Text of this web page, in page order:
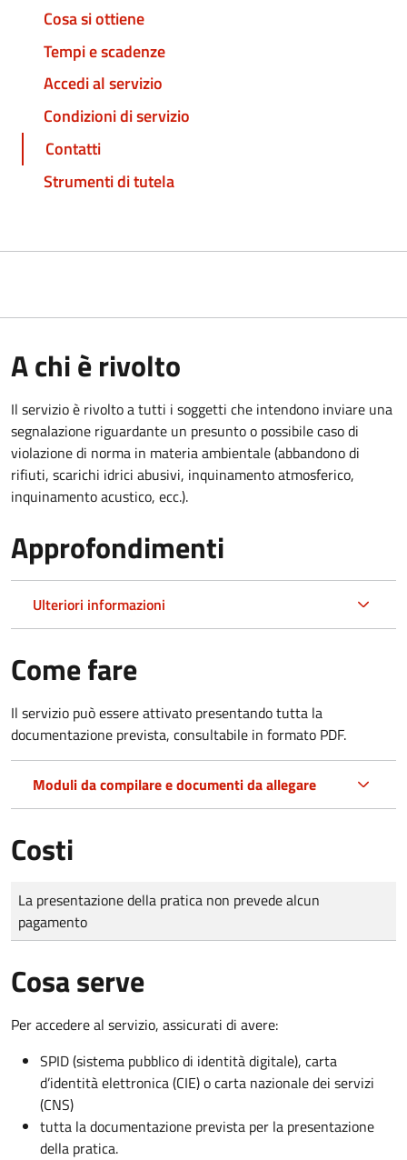
Cosa si ottiene
Tempi e scadenze
Accedi al servizio
Condizioni di servizio
Contatti
Strumenti di tutela
A chi è rivolto
Il servizio è rivolto a tutti i soggetti che intendono inviare una
segnalazione riguardante un presunto o possibile caso di
violazione di norma in materia ambientale (abbandono di
rifiuti, scarichi idrici abusivi, inquinamento atmosferico,
inquinamento acustico, ecc.).
Approfondimenti
Ulteriori informazioni
Come fare
Il servizio può essere attivato presentando tutta la
documentazione prevista, consultabile in formato PDF.
Moduli da compilare e documenti da allegare
Costi
Tipo di pagamento
Importo
La presentazione della pratica non prevede alcun
pagamento
Cosa serve
Per accedere al servizio, assicurati di avere:
SPID (sistema pubblico di identità digitale), carta
d’identità elettronica (CIE) o carta nazionale dei servizi
(CNS)
tutta la documentazione prevista per la presentazione
della pratica.